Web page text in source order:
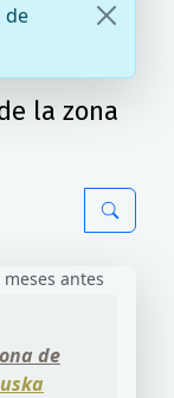
de
la zona
meses antes
de